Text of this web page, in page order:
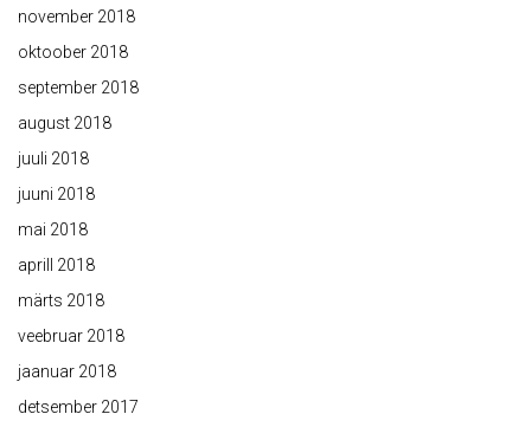
november 2018
oktoober 2018
september 2018
august 2018
juuli 2018
juuni 2018
mai 2018
aprill 2018
märts 2018
veebruar 2018
jaanuar 2018
detsember 2017